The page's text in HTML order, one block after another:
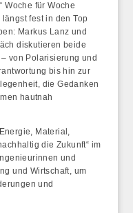
Woche für Woche
fest in den Top
Markus Lanz und
diskutieren beide
von Polarisierung und
bis hin zur
die Gedanken
hautnah
Material,
die Zukunft“ im
und
und Wirtschaft, um
und